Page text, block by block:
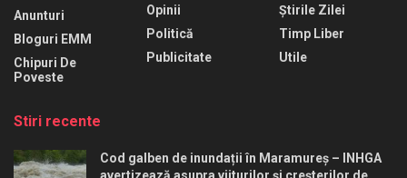
Anunturi
Bloguri EMM
Chipuri De
Poveste
Opinii
Politică
Publicitate
Știrile Zilei
Timp Liber
Utile
Stiri recente
Cod galben de inundații în Maramureș – INHGA
avertizează asupra viiturilor și creșterilor de